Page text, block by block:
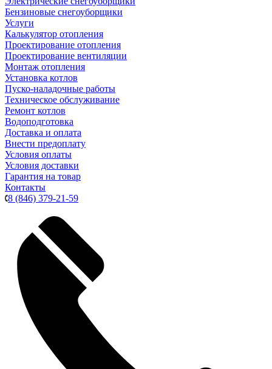
Бензиновые снегоуборщики
Услуги
Калькулятор отопления
Проектирование отопления
Проектирование вентиляции
Монтаж отопления
Установка котлов
Пуско-наладочные работы
Техническое обслуживание
Ремонт котлов
Водоподготовка
Доставка и оплата
Внести предоплату
Условия оплаты
Условия доставки
Гарантия на товар
Контакты
8 (846) 379-21-59